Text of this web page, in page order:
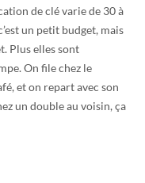
de clé varie de 30 à
un petit budget, mais
Plus elles sont
On file chez le
et on repart avec son
un double au voisin, ça